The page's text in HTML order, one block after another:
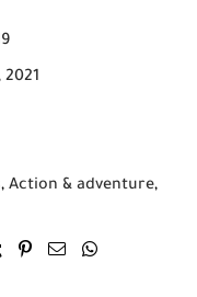
, Action & adventure,